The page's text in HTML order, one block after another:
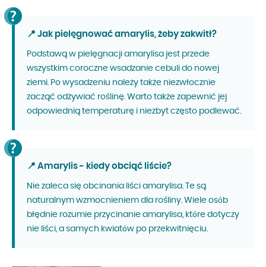
📍 Jak pielęgnować amarylis, żeby zakwitł?
Podstawą w pielęgnacji amarylisa jest przede
wszystkim coroczne wsadzanie cebuli do nowej
ziemi. Po wysadzeniu należy także niezwłocznie
zacząć odżywiać roślinę. Warto także zapewnić jej
odpowiednią temperaturę i niezbyt często podlewać.
📍 Amarylis - kiedy obciąć liście?
Nie zaleca się obcinania liści amarylisa. Te są
naturalnym wzmocnieniem dla rośliny. Wiele osób
błędnie rozumie przycinanie amarylisa, które dotyczy
nie liści, a samych kwiatów po przekwitnięciu.